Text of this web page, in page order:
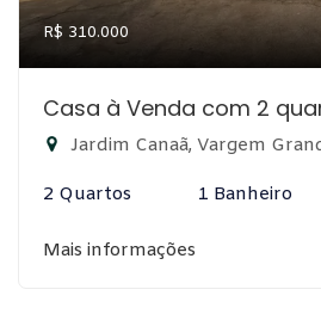
R$ 310.000
Casa à Venda com 2
Jardim Canaã, Vargem
2 Quartos 1 Banheiro
Mais informações